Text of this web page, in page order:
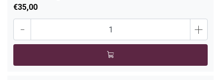
€35,00
- +